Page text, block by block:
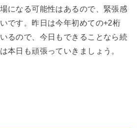
になる可能性はあるので、緊張感
です。昨日は今年初めての+2桁
るので、今日もできることなら続
本日も頑張っていきましょう。